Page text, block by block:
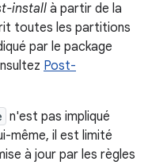
install à partir de la
toutes les partitions
par le package
Post-
n'est pas impliqué
même, il est limité
à jour par les règles